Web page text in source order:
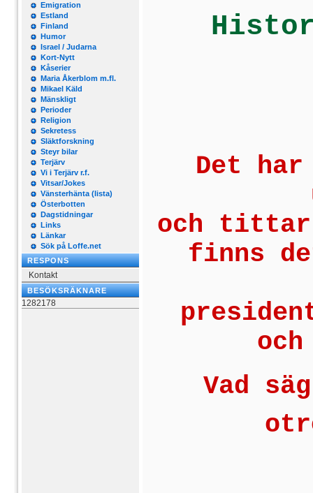
Emigration
Estland
Finland
Humor
Israel / Judarna
Kort-Nytt
Kåserier
Maria Åkerblom m.fl.
Mikael Käld
Mänskligt
Perioder
Religion
Sekretess
Släktforskning
Steyr bilar
Terjärv
Vi i Terjärv r.f.
Vitsar/Jokes
Vänsterhänta (lista)
Österbotten
Dagstidningar
Links
Länkar
Sök på Loffe.net
RESPONS
Kontakt
BESÖKSRÄKNARE
1282178
Det
och tittar
finns
Vad